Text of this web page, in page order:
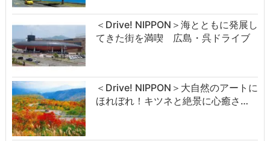
＜Drive! NIPPON＞海とともに発展し
てきた街を満喫 広島・呉ドライブ
＜Drive! NIPPON＞大自然のアートに
ほれぼれ！キツネと絶景に心癒さ…